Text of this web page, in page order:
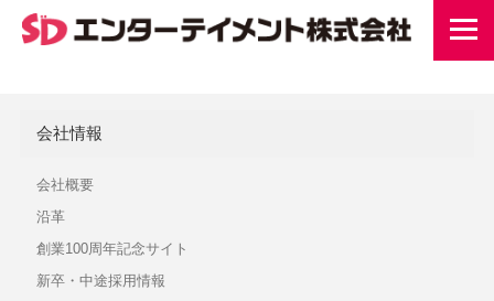
会社情報
会社概要
沿革
創業100周年記念サイト
新卒・中途採用情報